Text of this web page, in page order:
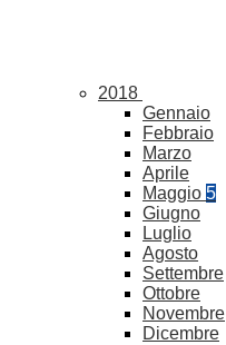
2018
Gennaio
Febbraio
Marzo
Aprile
Maggio 5
Giugno
Luglio
Agosto
Settembre
Ottobre
Novembre
Dicembre